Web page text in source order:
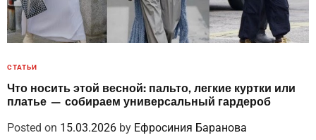
СТАТЬИ
Что носить этой весной: пальто, легкие куртки или
платье — собираем универсальный гардероб
Posted on 15.03.2026 by Ефросиния Баранова